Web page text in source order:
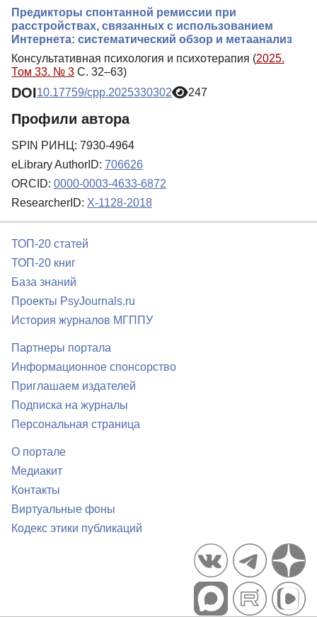
Предикторы спонтанной ремиссии при
расстройствах, связанных с использованием
Интернета: систематический обзор и метаанализ
Консультативная психология и психотерапия (2025.
Том 33. № 3 С. 32–63)
DOI10.17759/cpp.2025330302 247
Профили автора
SPIN РИНЦ: 7930-4964
eLibrary AuthorID: 706626
ORCID: 0000-0003-4633-6872
ResearcherID: X-1128-2018
ТОП-20 статей
ТОП-20 книг
База знаний
Проекты PsyJournals.ru
История журналов МГППУ
Партнеры портала
Информационное спонсорство
Приглашаем издателей
Подписка на журналы
Персональная страница
О портале
Медиакит
Контакты
Виртуальные фоны
Кодекс этики публикаций